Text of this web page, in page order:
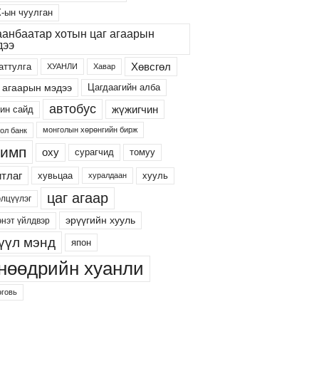
ын чуулган
хотын цаг агаарын
ХУАНЛИ Хавар Хөвсгөл
агаарын мэдээ Цагдаагийн алба
сайд автобус жүжигчин
банк монголын хөрөнгийн бирж
оху сурагчид томуу
хувьцаа хуралдаан хууль
цаг агаар
үйлдвэр эрүүгийн хууль
мэнд япон
хуанли